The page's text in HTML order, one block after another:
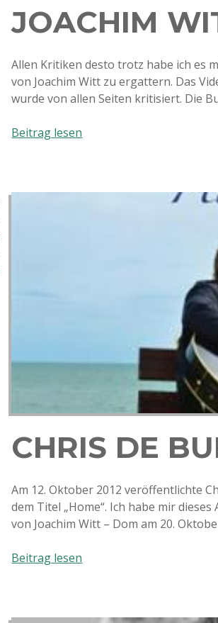
JOACHIM
Allen Kritiken desto trotz habe ich es
von Joachim Witt zu ergattern. Das
wurde von allen Seiten kritisiert. Die
Beitrag lesen
CHRIS DE
Am 12. Oktober 2012 veröffentlichte
dem Titel „Home“. Ich habe mir
von Joachim Witt – Dom am 20.
Beitrag lesen